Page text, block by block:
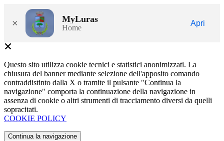
× MyLuras
Home
Apri
Questo sito utilizza cookie tecnici e statistici anonimizzati. La
chiusura del banner mediante selezione dell'apposito comando
contraddistinto dalla X o tramite il pulsante "Continua la
navigazione" comporta la continuazione della navigazione in
assenza di cookie o altri strumenti di tracciamento diversi da quelli
sopracitati.
COOKIE POLICY
Continua la navigazione